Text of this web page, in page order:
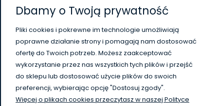
Informacje
O nas
Dbamy o Twoją prywatność
Pliki cookies i pokrewne im technologie umożliwiają
poprawne działanie strony i pomagają nam dostosować
ofertę do Twoich potrzeb. Możesz zaakceptować
wykorzystanie przez nas wszystkich tych plików i przejść
do sklepu lub dostosować użycie plików do swoich
preferencji, wybierając opcję "Dostosuj zgody".
Więcej o plikach cookies przeczytasz w naszej Polityce